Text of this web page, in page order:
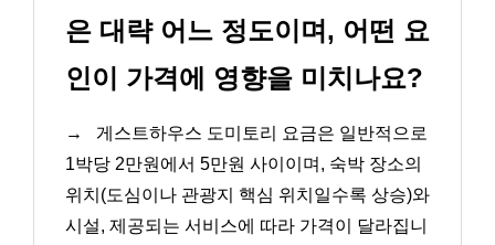
은 대략 어느 정도이며, 어떤 요
인이 가격에 영향을 미치나요?
→
게스트하우스 도미토리 요금은 일반적으로
1박당 2만원에서 5만원 사이이며, 숙박 장소의
위치(도심이나 관광지 핵심 위치일수록 상승)와
시설, 제공되는 서비스에 따라 가격이 달라집니